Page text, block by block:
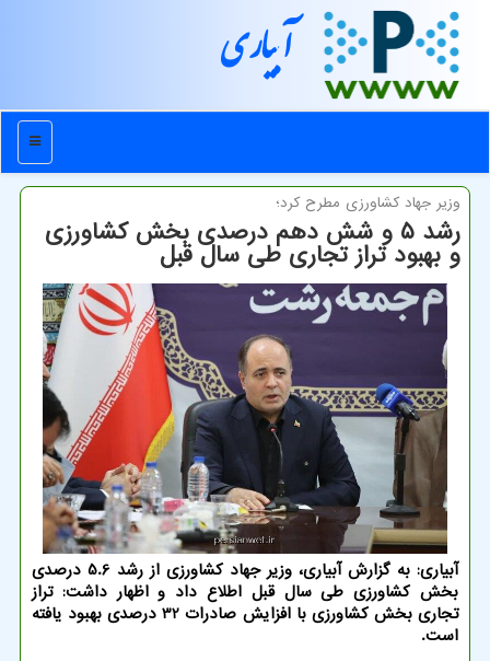
آبیاری
منو
وزیر جهاد كشاورزی مطرح كرد؛
رشد ۵ و شش دهم درصدی بخش کشاورزی
و بهبود تراز تجاری طی سال قبل
آبیاری: به گزارش آبیاری، وزیر جهاد کشاورزی از رشد 5.6 درصدی
بخش کشاورزی طی سال قبل اطلاع داد و اظهار داشت: تراز
تجاری بخش کشاورزی با افزایش صادرات 32 درصدی بهبود یافته
است.